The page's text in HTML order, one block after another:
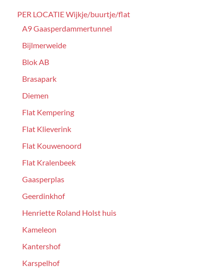
PER LOCATIE Wijkje/buurtje/flat
A9 Gaasperdammertunnel
Bijlmerweide
Blok AB
Brasapark
Diemen
Flat Kempering
Flat Klieverink
Flat Kouwenoord
Flat Kralenbeek
Gaasperplas
Geerdinkhof
Henriette Roland Holst huis
Kameleon
Kantershof
Karspelhof